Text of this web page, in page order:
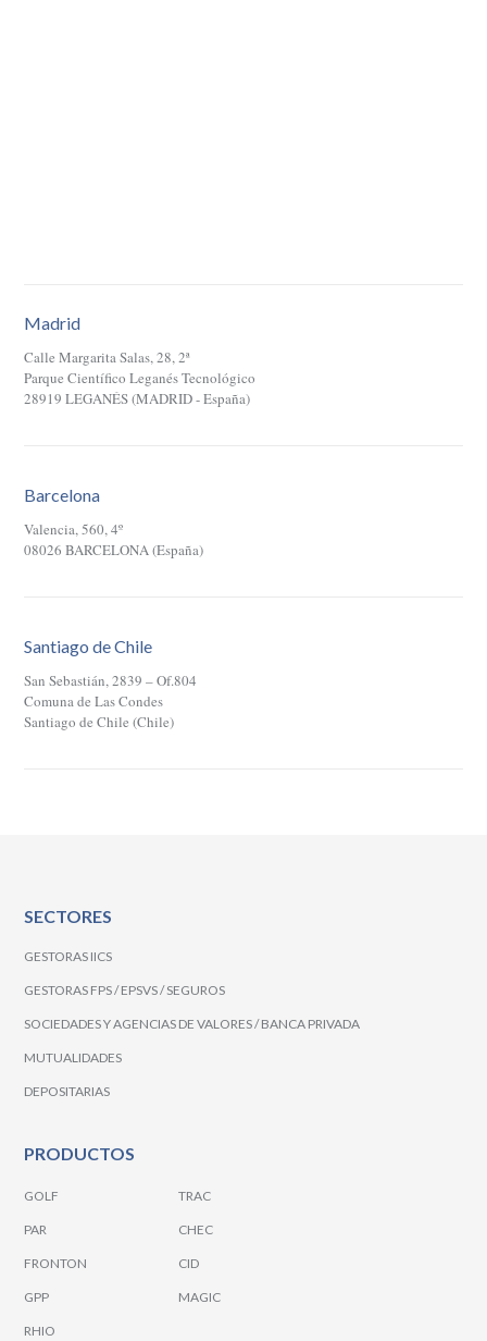
Madrid
Calle Margarita Salas, 28, 2ª
Parque Científico Leganés Tecnológico
28919 LEGANÉS (MADRID - España)
Barcelona
Valencia, 560, 4º
08026 BARCELONA (España)
Santiago de Chile
San Sebastián, 2839 – Of.804
Comuna de Las Condes
Santiago de Chile (Chile)
SECTORES
GESTORAS IICS
GESTORAS FPS / EPSVS / SEGUROS
SOCIEDADES Y AGENCIAS DE VALORES / BANCA PRIVADA
MUTUALIDADES
DEPOSITARIAS
PRODUCTOS
GOLF
PAR
FRONTON
GPP
RHIO
TRAC
CHEC
CID
MAGIC